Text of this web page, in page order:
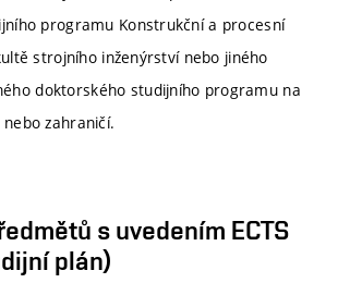
programu Konstrukční a procesní
strojního inženýrství nebo jiného
doktorského studijního programu na
nebo zahraničí.
s uvedením ECTS
plán)